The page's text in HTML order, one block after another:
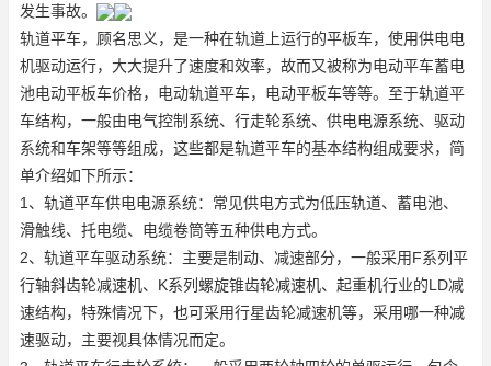
发生事故。
轨道平车，顾名思义，是一种在轨道上运行的平板车，使用供电电
机驱动运行，大大提升了速度和效率，故而又被称为电动平车蓄电
池电动平板车价格，电动轨道平车，电动平板车等等。至于轨道平
车结构，一般由电气控制系统、行走轮系统、供电电源系统、驱动
系统和车架等等组成，这些都是轨道平车的基本结构组成要求，简
单介绍如下所示：
1、轨道平车供电电源系统：常见供电方式为低压轨道、蓄电池、
滑触线、托电缆、电缆卷筒等五种供电方式。
2、轨道平车驱动系统：主要是制动、减速部分，一般采用F系列平
行轴斜齿轮减速机、K系列螺旋锥齿轮减速机、起重机行业的LD减
速结构，特殊情况下，也可采用行星齿轮减速机等，采用哪一种减
速驱动，主要视具体情况而定。